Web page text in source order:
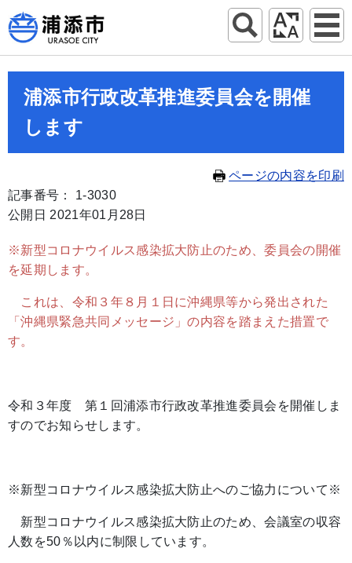
浦添市行政改革推進委員会を開催
します
ページの内容を印刷
記事番号： 1-3030
公開日 2021年01月28日
※新型コロナウイルス感染拡大防止のため、委員会の開催
を延期します。
これは、令和３年８月１日に沖縄県等から発出された
「沖縄県緊急共同メッセージ」の内容を踏まえた措置で
す。
令和３年度 第１回浦添市行政改革推進委員会を開催しま
すのでお知らせします。
※新型コロナウイルス感染拡大防止へのご協力について※
新型コロナウイルス感染拡大防止のため、会議室の収容
人数を50％以内に制限しています。